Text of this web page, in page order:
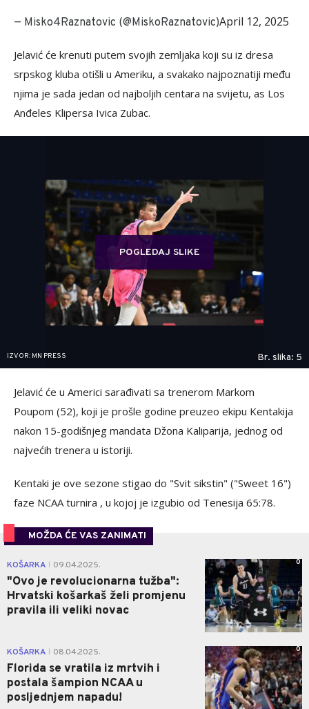
— Misko4Raznatovic (@MiskoRaznatovic)April 12, 2025
Jelavić će krenuti putem svojih zemljaka koji su iz dresa
srpskog kluba otišli u Ameriku, a svakako najpoznatiji među
njima je sada jedan od najboljih centara na svijetu, as Los
Anđeles Klipersa Ivica Zubac.
POGLEDAJ SLIKE
IZVOR: MN PRESS Br. slika: 5
Jelavić će u Americi sarađivati sa trenerom Markom
Poupom (52), koji je prošle godine preuzeo ekipu Kentakija
nakon 15-godišnjeg mandata Džona Kaliparija, jednog od
najvećih trenera u istoriji.
Kentaki je ove sezone stigao do "Svit sikstin" ("Sweet 16")
faze NCAA turnira , u kojoj je izgubio od Tenesija 65:78.
MOŽDA ĆE VAS ZANIMATI
KOŠARKA 09.04.2025.
"Ovo je revolucionarna tužba":
Hrvatski košarkaš želi promjenu
pravila ili veliki novac
0
KOŠARKA 08.04.2025.
Florida se vratila iz mrtvih i
postala šampion NCAA u
posljednjem napadu!
0